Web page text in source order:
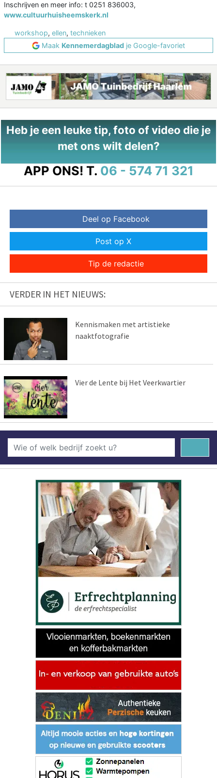
Inschrijven en meer info: t 0251 836003,
www.cultuurhuisheemskerk.nl
workshop, ellen, technieken
Maak Kennemerdagblad je Google-favoriet
Heb je een leuke tip, foto of video die je
met ons wilt delen?
APP ONS! T. 06 - 574 71 321
Deel op Facebook
Post op X
Tip de redactie
VERDER IN HET NIEUWS:
Kennismaken met artistieke
naaktfotografie
Vier de Lente bij Het Veerkwartier